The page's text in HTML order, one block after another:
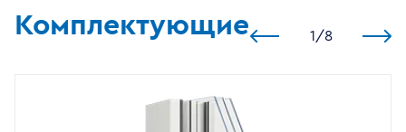
Комплектующие 1 /8